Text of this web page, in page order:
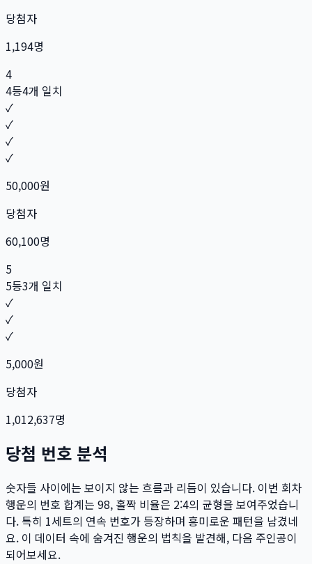
당첨자
1,194명
4
4등4개 일치
✓
✓
✓
✓
50,000원
당첨자
60,100명
5
5등3개 일치
✓
✓
✓
5,000원
당첨자
1,012,637명
당첨 번호 분석
숫자들 사이에는 보이지 않는 흐름과 리듬이 있습니다. 이번 회차
행운의 번호 합계는 98, 홀짝 비율은 2:4의 균형을 보여주었습니
다. 특히 1세트의 연속 번호가 등장하며 흥미로운 패턴을 남겼네
요. 이 데이터 속에 숨겨진 행운의 법칙을 발견해, 다음 주인공이
되어보세요.